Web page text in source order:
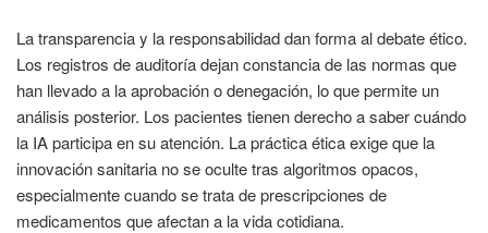
La transparencia y la responsabilidad dan forma al debate ético.
Los registros de auditoría dejan constancia de las normas que
han llevado a la aprobación o denegación, lo que permite un
análisis posterior. Los pacientes tienen derecho a saber cuándo
la IA participa en su atención. La práctica ética exige que la
innovación sanitaria no se oculte tras algoritmos opacos,
especialmente cuando se trata de prescripciones de
medicamentos que afectan a la vida cotidiana.